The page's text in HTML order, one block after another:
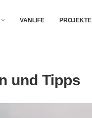
VANLIFE PROJEKTE
und Tipps